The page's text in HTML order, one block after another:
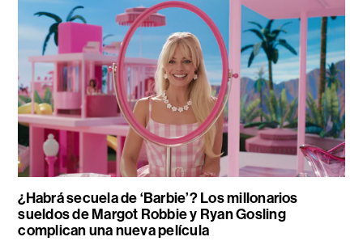
¿Habrá secuela de ‘Barbie’? Los millonarios
sueldos de Margot Robbie y Ryan Gosling
complican una nueva película